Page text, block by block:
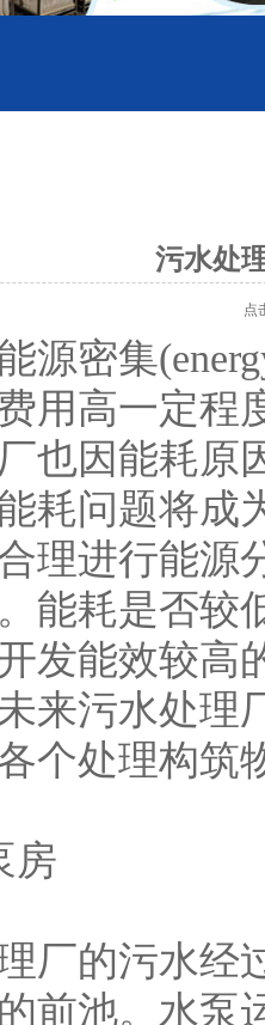
污水处
点
源密集
用高一定程
也因能耗原
耗问题将成
理进行能源
能耗是否较
发能效较高
来污水处理
个处理构筑
房
厂的污水经
前池。水泵